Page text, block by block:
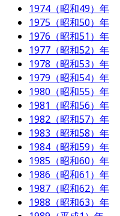
1974（昭和49）年
1975（昭和50）年
1976（昭和51）年
1977（昭和52）年
1978（昭和53）年
1979（昭和54）年
1980（昭和55）年
1981（昭和56）年
1982（昭和57）年
1983（昭和58）年
1984（昭和59）年
1985（昭和60）年
1986（昭和61）年
1987（昭和62）年
1988（昭和63）年